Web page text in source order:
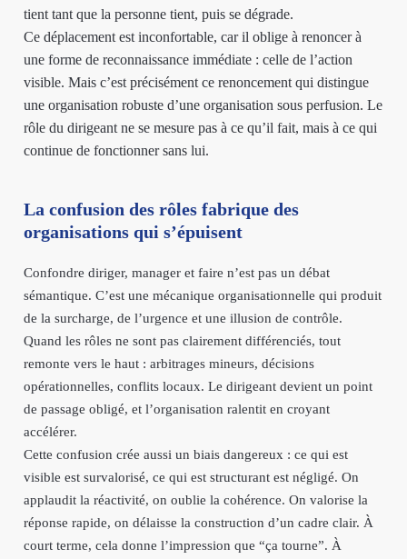
tient tant que la personne tient, puis se dégrade.
Ce déplacement est inconfortable, car il oblige à renoncer à
une forme de reconnaissance immédiate : celle de l’action
visible. Mais c’est précisément ce renoncement qui distingue
une organisation robuste d’une organisation sous perfusion. Le
rôle du dirigeant ne se mesure pas à ce qu’il fait, mais à ce qui
continue de fonctionner sans lui.
La confusion des rôles fabrique des
organisations qui s’épuisent
Confondre diriger, manager et faire n’est pas un débat
sémantique. C’est une mécanique organisationnelle qui produit
de la surcharge, de l’urgence et une illusion de contrôle.
Quand les rôles ne sont pas clairement différenciés, tout
remonte vers le haut : arbitrages mineurs, décisions
opérationnelles, conflits locaux. Le dirigeant devient un point
de passage obligé, et l’organisation ralentit en croyant
accélérer.
Cette confusion crée aussi un biais dangereux : ce qui est
visible est survalorisé, ce qui est structurant est négligé. On
applaudit la réactivité, on oublie la cohérence. On valorise la
réponse rapide, on délaisse la construction d’un cadre clair. À
court terme, cela donne l’impression que “ça tourne”. À